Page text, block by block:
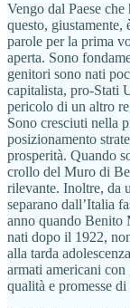
Vengo dal Paese
questo,
parole per la prima
aperta. Sono
genitori sono nati
capitalista, pro-Stati
pericolo di un altro
Sono cresciuti nella
posizionamento
prosperità. Quando
crollo del Muro di
rilevante. Inoltre, da
separano dall’Italia
anno quando Benito
nati dopo il 1922,
alla tarda
armati americani
qualità e promesse